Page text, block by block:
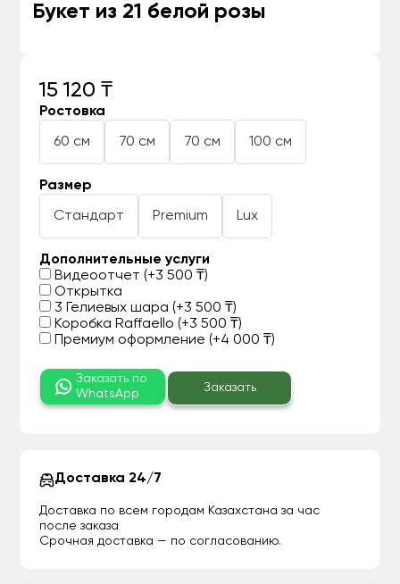
Букет из 21 белой розы
15 120 ₸
Ростовка
60 см 70 см 70 см 100 см
Размер
Стандарт Premium Lux
Дополнительные услуги
Видеоотчет (+3 500 ₸)
Открытка
3 Гелиевых шара (+3 500 ₸)
Коробка Raffaello (+3 500 ₸)
Премиум оформление (+4 000 ₸)
Заказать по
WhatsApp
Заказать
Доставка 24/7
Доставка по всем городам Казахстана за час
после заказа
Срочная доставка — по согласованию.